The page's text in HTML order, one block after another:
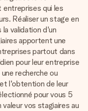
étapes – avec
qui touche le cœur.
pour le moment idéal.
qui les
Réaliser un stage en
validation d'un
apportent une
partout dans
pour leur entreprise
recherche ou
l'obtention de leur
pour vous 5
vos stagiaires au